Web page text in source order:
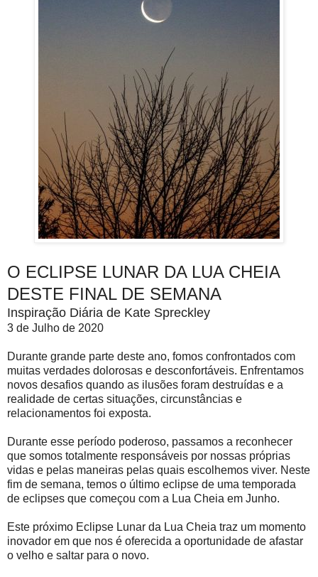
O ECLIPSE LUNAR DA LUA CHEIA
DESTE FINAL DE SEMANA
Inspiração Diária de Kate Spreckley
3 de Julho de 2020
Durante grande parte deste ano, fomos confrontados com
muitas verdades dolorosas e desconfortáveis. Enfrentamos
novos desafios quando as ilusões foram destruídas e a
realidade de certas situações, circunstâncias e
relacionamentos foi exposta.
Durante esse período poderoso, passamos a reconhecer
que somos totalmente responsáveis ​​por nossas próprias
vidas e pelas maneiras pelas quais escolhemos viver. Neste
fim de semana, temos o último eclipse de uma temporada
de eclipses que começou com a Lua Cheia em Junho.
Este próximo Eclipse Lunar da Lua Cheia traz um momento
inovador em que nos é oferecida a oportunidade de afastar
o velho e saltar para o novo.